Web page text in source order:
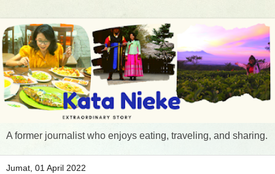
A former journalist who enjoys eating, traveling, and sharing.
Jumat, 01 April 2022